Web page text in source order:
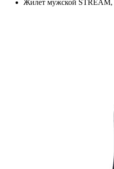
Жилет мужской STREAM,